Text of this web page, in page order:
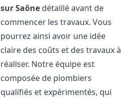
sur Saône détaillé avant de
commencer les travaux. Vous
pourrez ainsi avoir une idée
claire des coûts et des travaux à
réaliser. Notre équipe est
composée de plombiers
qualifiés et expérimentés, qui